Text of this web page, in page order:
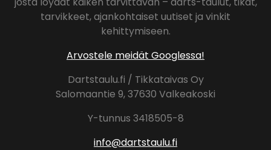
tarvikkeet, ajankohtaiset uutiset ja vinkit
kehittymiseen.
Arvostele meidät Googlessa!
Dartstaulu.fi / Tikkataivas Oy
Salomaantie 9, 37630 Valkeakoski
Y-tunnus 3418505-8
info@dartstaulu.fi